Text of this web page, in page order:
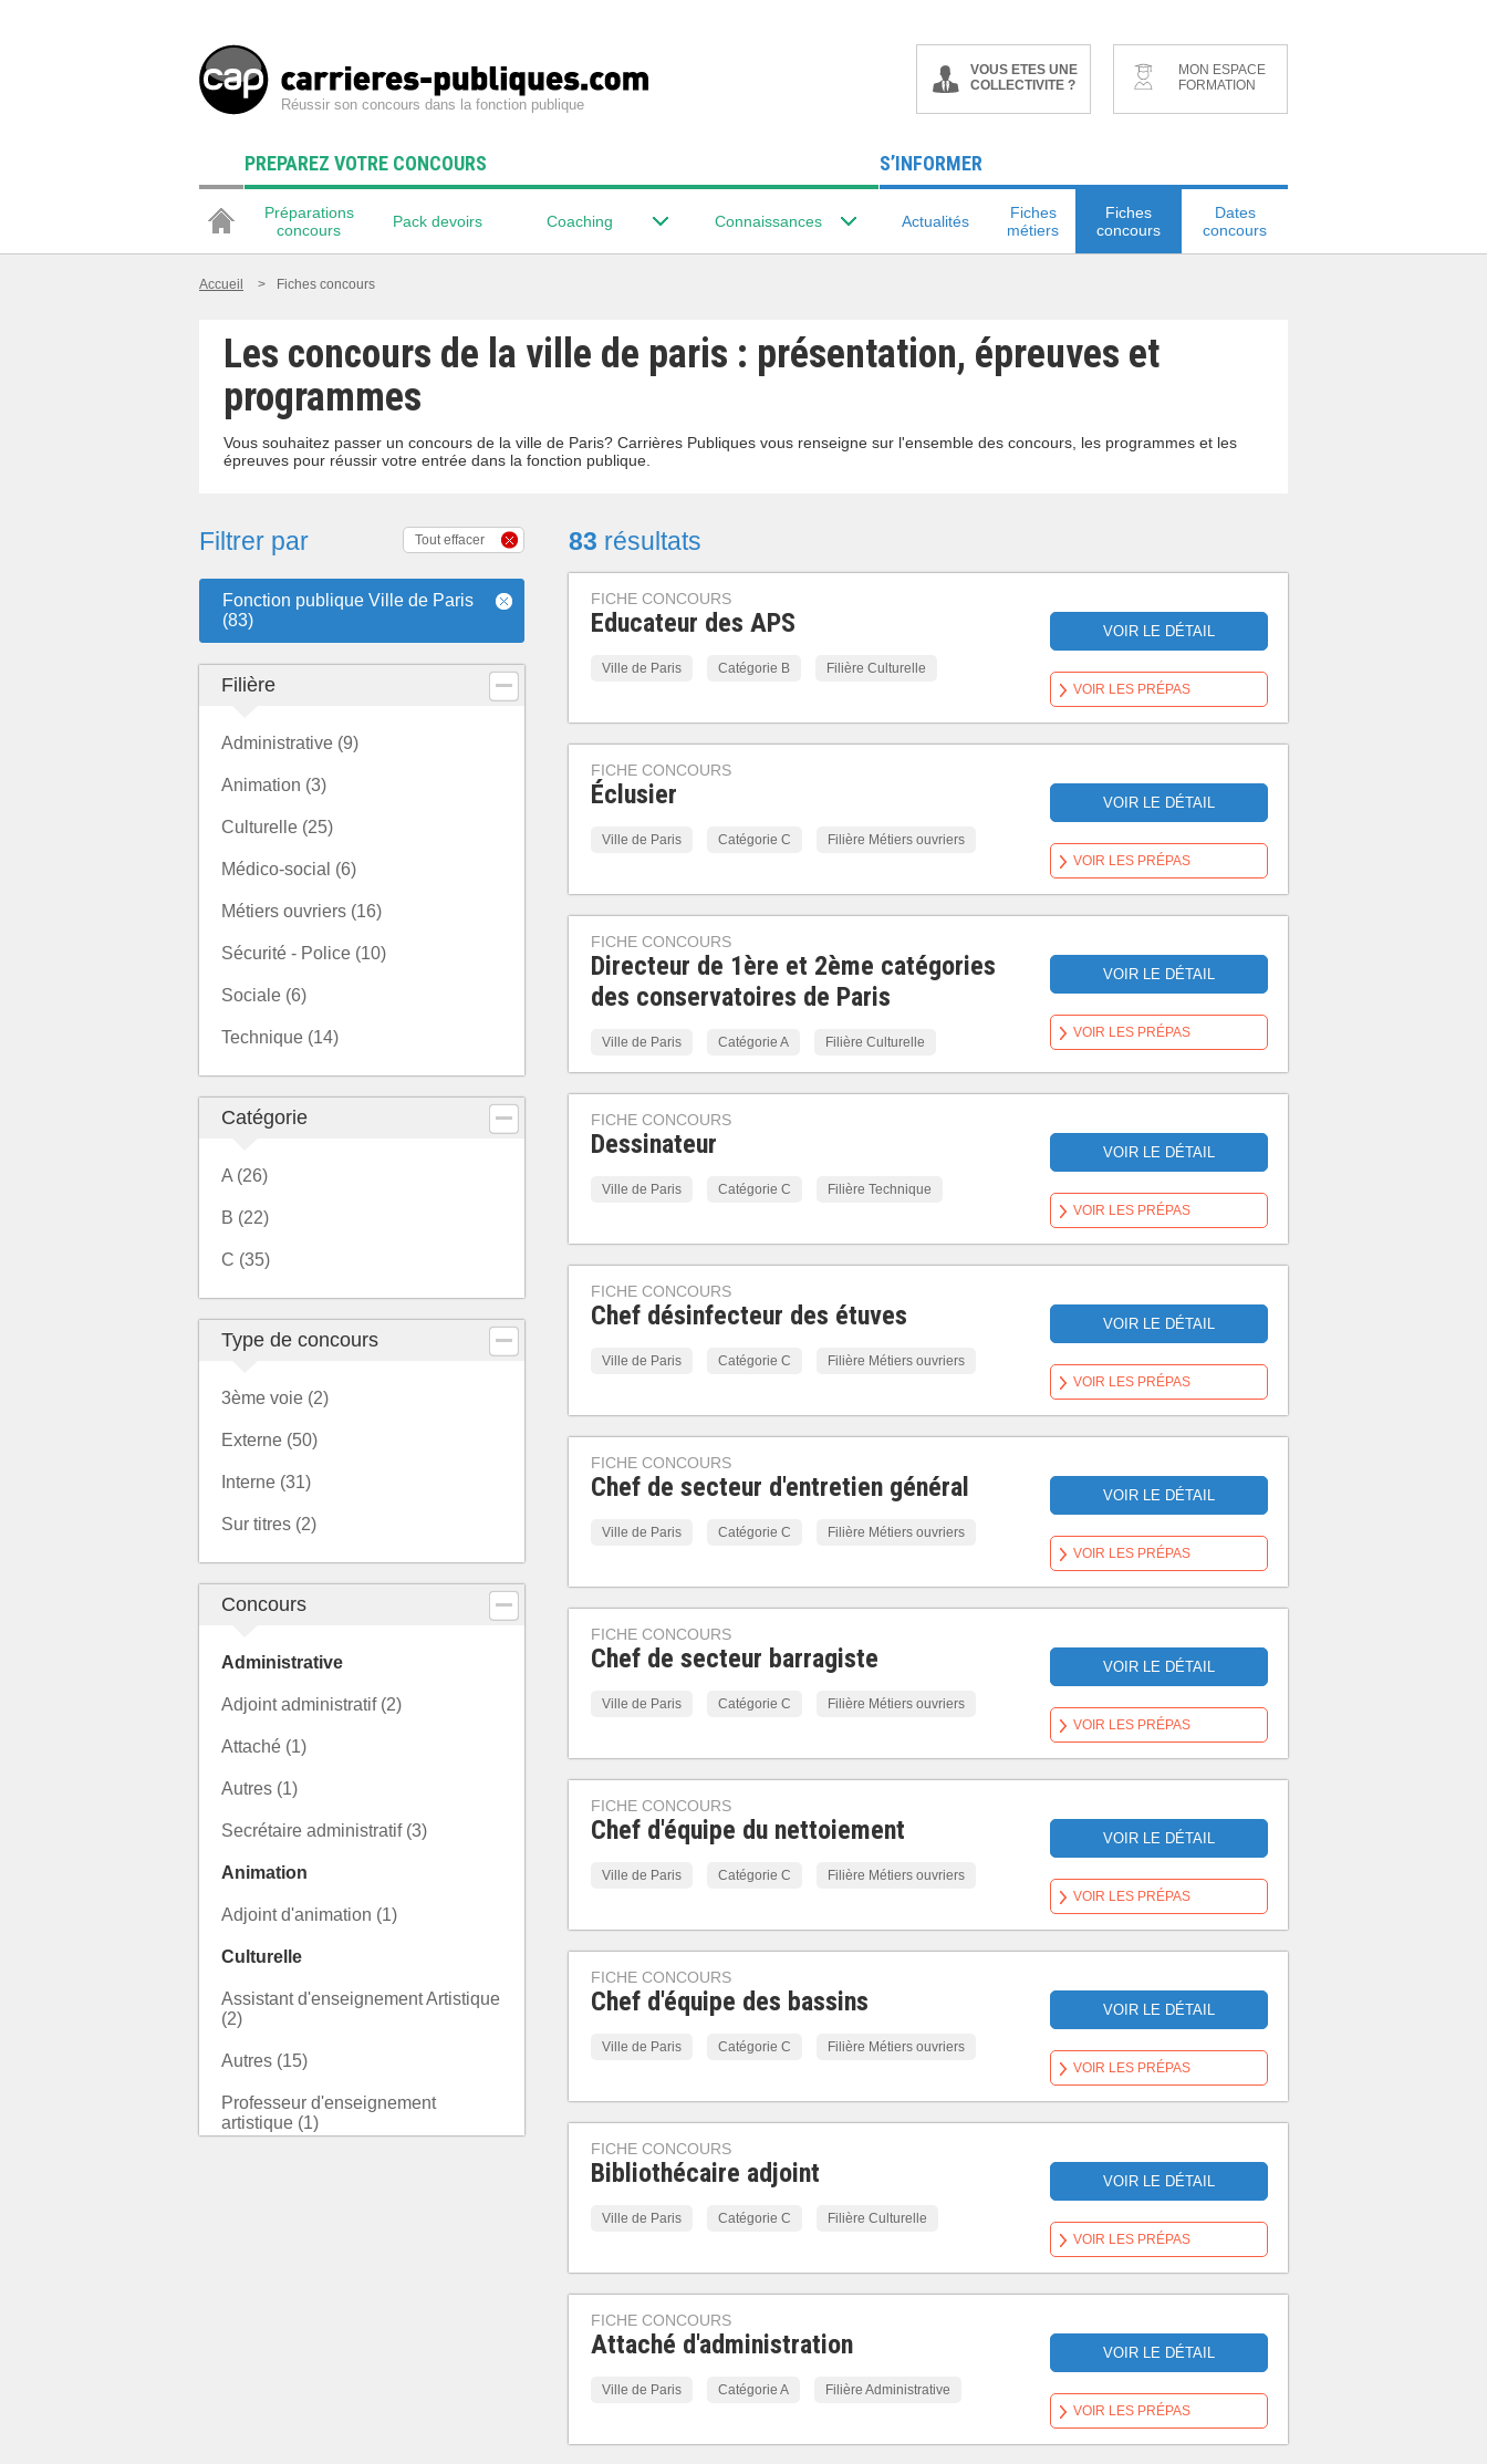
Réussir son concours dans la fonction publique
VOUS ETES UNE
COLLECTIVITE ?
MON ESPACE
FORMATION
PREPAREZ VOTRE CONCOURS
Préparations
concours
Pack devoirs Coaching Connaissances
S’INFORMER
Actualités
Fiches
métiers
Fiches
concours
Dates
concours
Accueil > Fiches concours
Les concours de la ville de paris : présentation, épreuves et
programmes
Vous souhaitez passer un concours de la ville de Paris? Carrières Publiques vous renseigne sur l'ensemble des concours, les programmes et les
épreuves pour réussir votre entrée dans la fonction publique.
Filtrer par Tout effacer
Fonction publique Ville de Paris
(83)
Filière
Administrative (9)
Animation (3)
Culturelle (25)
Médico-social (6)
Métiers ouvriers (16)
Sécurité - Police (10)
Sociale (6)
Technique (14)
Catégorie
A (26)
B (22)
C (35)
Type de concours
3ème voie (2)
Externe (50)
Interne (31)
Sur titres (2)
Concours
Administrative
Adjoint administratif (2)
Attaché (1)
Autres (1)
Secrétaire administratif (3)
Animation
Adjoint d'animation (1)
Culturelle
Assistant d'enseignement Artistique
(2)
Autres (15)
Professeur d'enseignement
artistique (1)
83 résultats
FICHE CONCOURS
Educateur des APS
Ville de Paris Catégorie B Filière Culturelle
VOIR LE DÉTAIL
VOIR LES PRÉPAS
FICHE CONCOURS
Éclusier
Ville de Paris Catégorie C Filière Métiers ouvriers
VOIR LE DÉTAIL
VOIR LES PRÉPAS
FICHE CONCOURS
Directeur de 1ère et 2ème catégories
des conservatoires de Paris
Ville de Paris Catégorie A Filière Culturelle
VOIR LE DÉTAIL
VOIR LES PRÉPAS
FICHE CONCOURS
Dessinateur
Ville de Paris Catégorie C Filière Technique
VOIR LE DÉTAIL
VOIR LES PRÉPAS
FICHE CONCOURS
Chef désinfecteur des étuves
Ville de Paris Catégorie C Filière Métiers ouvriers
VOIR LE DÉTAIL
VOIR LES PRÉPAS
FICHE CONCOURS
Chef de secteur d'entretien général
Ville de Paris Catégorie C Filière Métiers ouvriers
VOIR LE DÉTAIL
VOIR LES PRÉPAS
FICHE CONCOURS
Chef de secteur barragiste
Ville de Paris Catégorie C Filière Métiers ouvriers
VOIR LE DÉTAIL
VOIR LES PRÉPAS
FICHE CONCOURS
Chef d'équipe du nettoiement
Ville de Paris Catégorie C Filière Métiers ouvriers
VOIR LE DÉTAIL
VOIR LES PRÉPAS
FICHE CONCOURS
Chef d'équipe des bassins
Ville de Paris Catégorie C Filière Métiers ouvriers
VOIR LE DÉTAIL
VOIR LES PRÉPAS
FICHE CONCOURS
Bibliothécaire adjoint
Ville de Paris Catégorie C Filière Culturelle
VOIR LE DÉTAIL
VOIR LES PRÉPAS
FICHE CONCOURS
Attaché d'administration
Ville de Paris Catégorie A Filière Administrative
VOIR LE DÉTAIL
VOIR LES PRÉPAS